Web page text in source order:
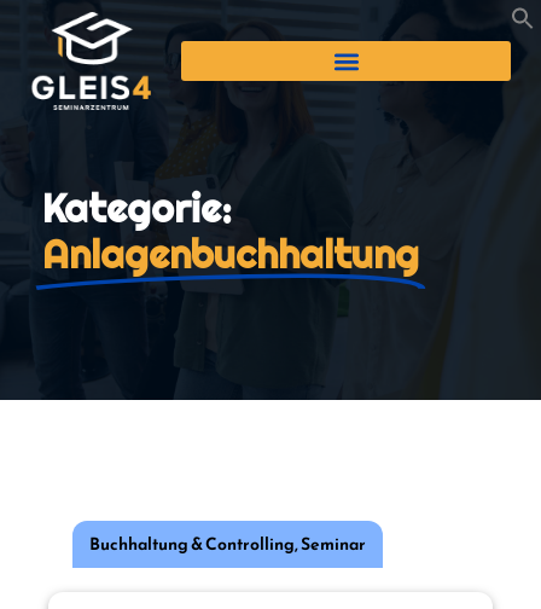
Kategorie:
Anlagenbuchhaltung
Buchhaltung & Controlling,Seminar